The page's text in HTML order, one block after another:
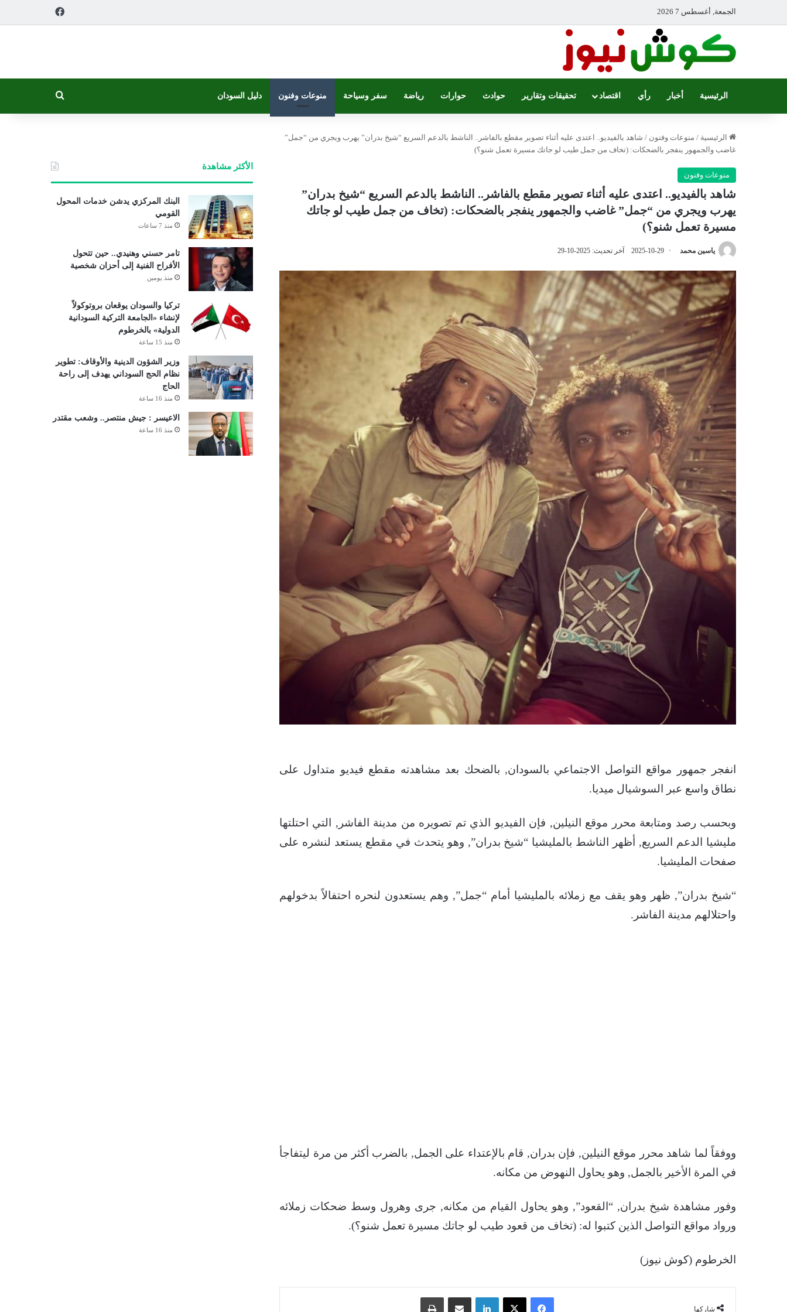
الجمعة, أغسطس 7 2026
الرئيسية أخبار رأي اقتصاد تحقيقات وتقارير حوادث حوارات رياضة سفر وسياحة منوعات وفنون دليل السودان
الرئيسية / منوعات وفنون / شاهد بالفيديو.. اعتدى عليه أثناء تصوير مقطع بالفاشر.. الناشط بالدعم السريع “شيخ بدران” يهرب ويجري من “جمل”
غاضب والجمهور ينفجر بالضحكات: (تخاف من جمل طيب لو جاتك مسيرة تعمل شنو؟)
منوعات وفنون
شاهد بالفيديو.. اعتدى عليه أثناء تصوير مقطع بالفاشر.. الناشط بالدعم السريع “شيخ بدران”
يهرب ويجري من “جمل” غاضب والجمهور ينفجر بالضحكات: (تخاف من جمل طيب لو جاتك
مسيرة تعمل شنو؟)
ياسين محمد 2025-10-29 آخر تحديث: 2025-10-29
انفجر جمهور مواقع التواصل الاجتماعي بالسودان, بالضحك بعد مشاهدته مقطع فيديو متداول على
نطاق واسع عبر السوشيال ميديا.
وبحسب رصد ومتابعة محرر موقع النيلين, فإن الفيديو الذي تم تصويره من مدينة الفاشر, التي احتلتها
مليشيا الدعم السريع, أظهر الناشط بالمليشيا “شيخ بدران”, وهو يتحدث في مقطع يستعد لنشره على
صفحات المليشيا.
“شيخ بدران”, ظهر وهو يقف مع زملائه بالمليشيا أمام “جمل”, وهم يستعدون لنحره احتفالاً بدخولهم
واحتلالهم مدينة الفاشر.
ووفقاً لما شاهد محرر موقع النيلين, فإن بدران, قام بالإعتداء على الجمل, بالضرب أكثر من مرة ليتفاجأ
في المرة الأخير بالجمل, وهو يحاول النهوض من مكانه.
وفور مشاهدة شيخ بدران, “القعود”, وهو يحاول القيام من مكانه, جرى وهرول وسط ضحكات زملائه
ورواد مواقع التواصل الذين كتبوا له: (تخاف من قعود طيب لو جاتك مسيرة تعمل شنو؟).
الخرطوم (كوش نيوز)
شاركها
فيسبوك ‫X لينكدإن مشاركة عبر البريد
الأكثر مشاهدة
البنك المركزي يدشن خدمات المحول
القومي
منذ 7 ساعات
تامر حسني وهنيدي.. حين تتحول
الأفراح الفنية إلى أحزان شخصية
منذ يومين
تركيا والسودان يوقعان بروتوكولاً
لإنشاء «الجامعة التركية السودانية
الدولية» بالخرطوم
منذ 15 ساعة
وزير الشؤون الدينية والأوقاف: تطوير
نظام الحج السوداني يهدف إلى راحة
الحاج
منذ 16 ساعة
الاعيسر : جيش منتصر.. وشعب مقتدر
منذ 16 ساعة